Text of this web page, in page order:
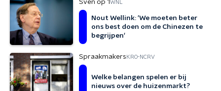
Sven op 1WNL
Nout Wellink: 'We moeten beter
ons best doen om de Chinezen te
begrijpen'
Spraakmakers KRO-NCRV
Welke belangen spelen er bij
nieuws over de huizenmarkt?